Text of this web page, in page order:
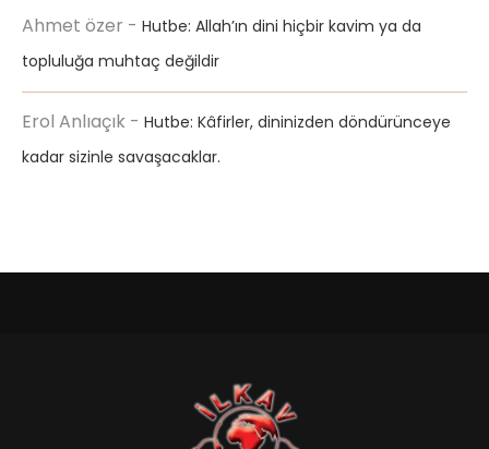
Ahmet özer - Hutbe: Allah’ın dini hiçbir kavim ya da
topluluğa muhtaç değildir
Erol Anlıaçık - Hutbe: Kâfirler, dininizden döndürünceye
kadar sizinle savaşacaklar.